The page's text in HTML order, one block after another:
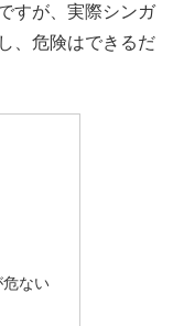
すが、実際シンガ
、危険はできるだ
ない